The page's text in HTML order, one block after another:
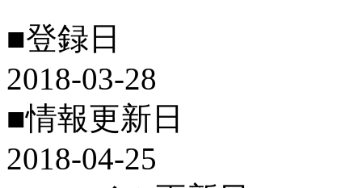
■登録日
2018-03-28
■情報更新日
2018-04-25